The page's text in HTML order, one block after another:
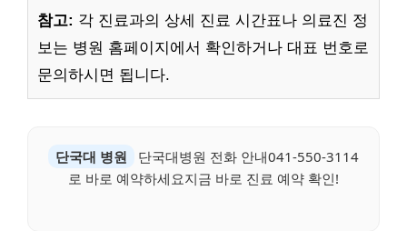
참고: 각 진료과의 상세 진료 시간표나 의료진 정
보는 병원 홈페이지에서 확인하거나 대표 번호로
문의하시면 됩니다.
단국대 병원
단국대병원 전화 안내041-550-3114
로 바로 예약하세요지금 바로 진료 예약 확인!